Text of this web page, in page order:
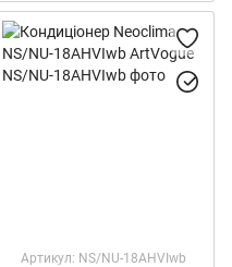
Артикул: NS/NU-18AHVIwb